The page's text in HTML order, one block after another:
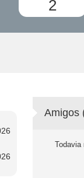
2
Amigos
Todavia